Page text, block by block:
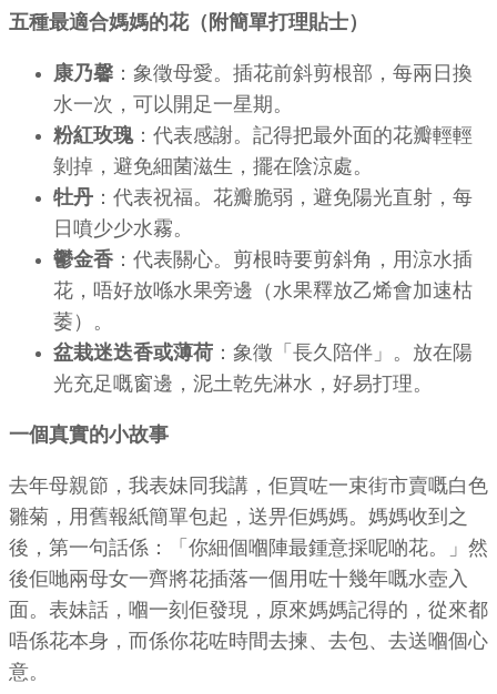
五種最適合媽媽的花（附簡單打理貼士）
康乃馨 ：象徵母愛。插花前斜剪根部，每兩日換
水一次，可以開足一星期。
粉紅玫瑰：代表感謝。記得把最外面的花瓣輕輕
剝掉，避免細菌滋生，擺在陰涼處。
牡丹 ：代表祝福。花瓣脆弱，避免陽光直射，每
日噴少少水霧。
鬱金香 ：代表關心。剪根時要剪斜角，用涼水插
花，唔好放喺水果旁邊（水果釋放乙烯會加速枯
萎）。
盆栽迷迭香或薄荷 ：象徵「長久陪伴」。放在陽
光充足嘅窗邊，泥土乾先淋水，好易打理。
一個真實的小故事
去年母親節，我表妹同我講，佢買咗一束街市賣嘅白色
雛菊，用舊報紙簡單包起，送畀佢媽媽。媽媽收到之
後，第一句話係：「你細個嗰陣最鍾意採呢啲花。」然
後佢哋兩母女一齊將花插落一個用咗十幾年嘅水壺入
面。表妹話，嗰一刻佢發現，原來媽媽記得的，從來都
唔係花本身，而係你花咗時間去揀、去包、去送嗰個心
意。